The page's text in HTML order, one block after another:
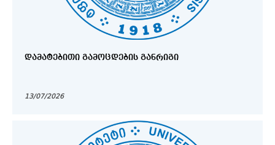
ᲓᲐᲛᲐᲢᲔᲑᲘᲗᲘ ᲒᲐᲛᲝᲪᲓᲔᲑᲘᲡ ᲒᲐᲜᲠᲘᲒᲘ
13/07/2026